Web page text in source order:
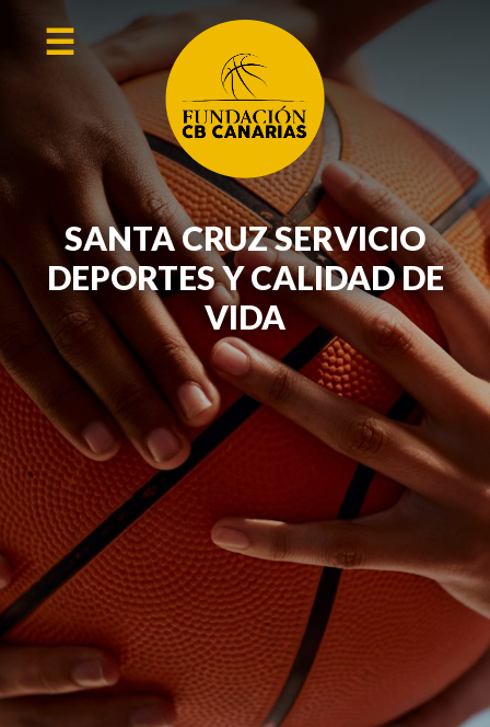
☰
SANTA CRUZ SERVICIO
DEPORTES Y CALIDAD DE
VIDA